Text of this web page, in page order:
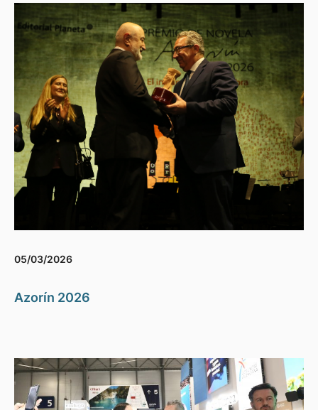
05/03/2026
Azorín 2026